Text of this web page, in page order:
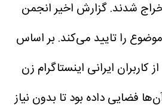
اخراج شدند. گزارش اخیر انجمن
را تایید می‌کند. بر اساس
۴۶ درصد از کاربران ایرانی اینستاگرام زن
فضایی داده بود تا بدون نیاز